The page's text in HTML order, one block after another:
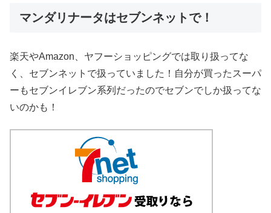
マンダリナータはセブンネットで！
楽天やAmazon、ヤフーショッピングでは取り扱ってな
く、セブンネットで扱っていました！自分が買ったスーパ
ーもセブンイレブン系列だったのでセブンでしか扱ってな
いのかも！